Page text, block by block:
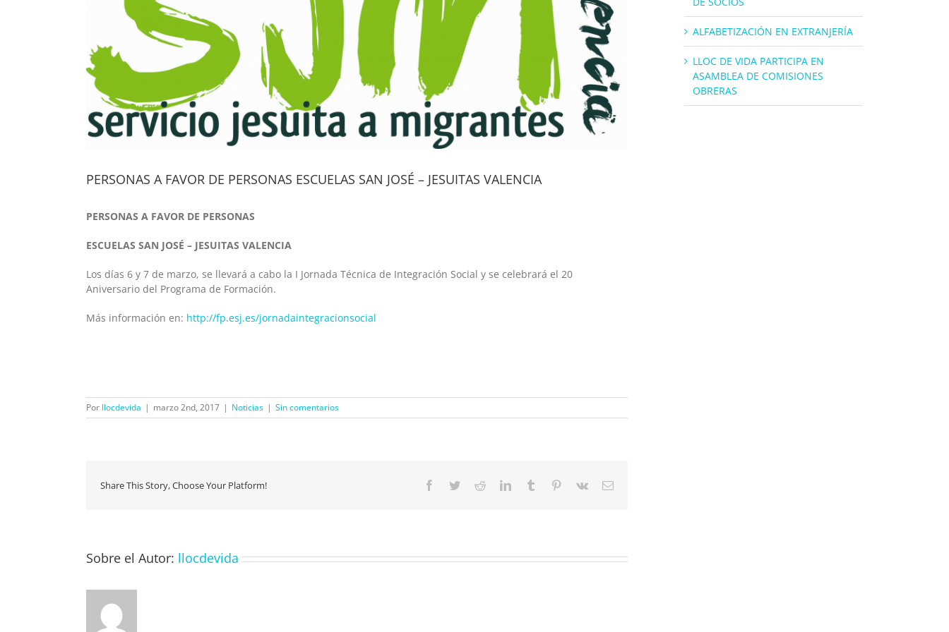
PERSONAS A FAVOR DE PERSONAS ESCUELAS SAN JOSÉ – JESUITAS VALENCIA
PERSONAS A FAVOR DE PERSONAS
ESCUELAS SAN JOSÉ – JESUITAS VALENCIA
Los días 6 y 7 de marzo, se llevará a cabo la I Jornada Técnica de Integración Social y se celebrará el 20
Aniversario del Programa de Formación.
Más información en: http://fp.esj.es/jornadaintegracionsocial
Por llocdevida | marzo 2nd, 2017 | Noticias | Sin comentarios
Share This Story, Choose Your Platform! Facebook
TwitterRedditLinkedInTumblr Pinterest
Vk
Correo
Sobre el Autor: llocdevida
ALFABETIZACIÓN EN EXTRANJERÍA
LLOC DE VIDA PARTICIPA EN
ASAMBLEA DE COMISIONES
OBRERAS